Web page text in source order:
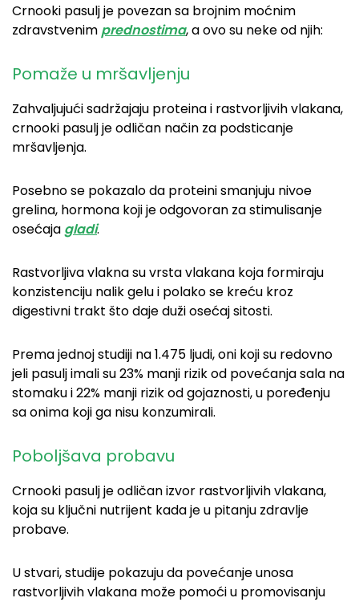
Crnooki pasulj je povezan sa brojnim moćnim
zdravstvenim prednostima, a ovo su neke od njih:
Pomaže u mršavljenju
Zahvaljujući sadržajaju proteina i rastvorljivih vlakana,
crnooki pasulj je odličan način za podsticanje
mršavljenja.
Posebno se pokazalo da proteini smanjuju nivoe
grelina, hormona koji je odgovoran za stimulisanje
osećaja gladi.
Rastvorljiva vlakna su vrsta vlakana koja formiraju
konzistenciju nalik gelu i polako se kreću kroz
digestivni trakt što daje duži osećaj sitosti.
Prema jednoj studiji na 1.475 ljudi, oni koji su redovno
jeli pasulj imali su 23% manji rizik od povećanja sala na
stomaku i 22% manji rizik od gojaznosti, u poređenju
sa onima koji ga nisu konzumirali.
Poboljšava probavu
Crnooki pasulj je odličan izvor rastvorljivih vlakana,
koja su ključni nutrijent kada je u pitanju zdravlje
probave.
U stvari, studije pokazuju da povećanje unosa
rastvorljivih vlakana može pomoći u promovisanju